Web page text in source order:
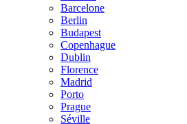
Barcelone
Berlin
Budapest
Copenhague
Dublin
Florence
Madrid
Porto
Prague
Séville